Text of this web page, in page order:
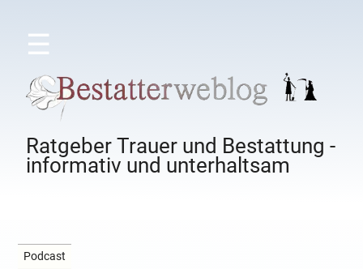
☰
Ratgeber Trauer und Bestattung -
informativ und unterhaltsam
Podcast